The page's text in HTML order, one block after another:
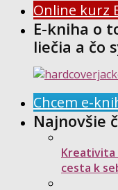
Online kurz
E-kniha o
liečia a čo
Chcem e-
Najnovšie
Kreativita
cesta k